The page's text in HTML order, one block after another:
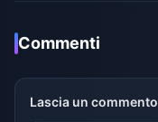
Commenti
Lascia un commento